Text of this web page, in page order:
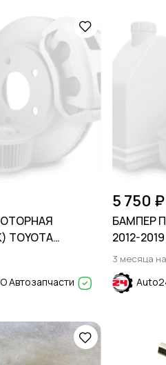
2013
Автозапчасти
5 750 ₽
БАМПЕР
2012-2019
3 месяца